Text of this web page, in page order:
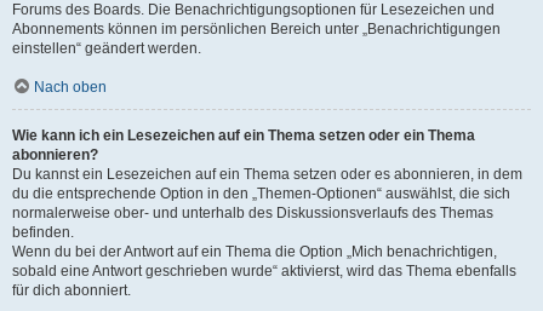
Forums des Boards. Die Benachrichtigungsoptionen für Lesezeichen und
Abonnements können im persönlichen Bereich unter „Benachrichtigungen
einstellen“ geändert werden.
Nach oben
Wie kann ich ein Lesezeichen auf ein Thema setzen oder ein Thema
abonnieren?
Du kannst ein Lesezeichen auf ein Thema setzen oder es abonnieren, in dem
du die entsprechende Option in den „Themen-Optionen“ auswählst, die sich
normalerweise ober- und unterhalb des Diskussionsverlaufs des Themas
befinden.
Wenn du bei der Antwort auf ein Thema die Option „Mich benachrichtigen,
sobald eine Antwort geschrieben wurde“ aktivierst, wird das Thema ebenfalls
für dich abonniert.